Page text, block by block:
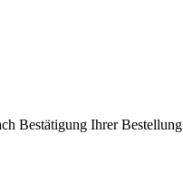
Bestätigung Ihrer